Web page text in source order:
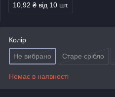
10,92 ₴ від 10 шт.
Колір
Не вибрано Старе срібло
Немає в наявності